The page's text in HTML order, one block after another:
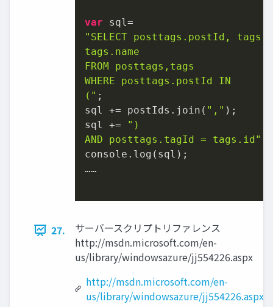
var
"SELECT posttags.postId,
tags.name
FROM posttags,tags
WHERE posttags.postId IN
(" ;
sql += postIds.join( "," );
sql +=
")
AND posttags.tagId = tags.id"
console.log(sql);
……
27.
サーバースクリプトリファレンス
http://msdn.microsoft.com/en-
us/library/windowsazure/jj554226.aspx
http://msdn.microsoft.com/en-
us/library/windowsazure/jj554226.aspx